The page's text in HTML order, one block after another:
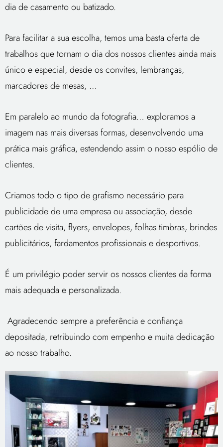
dia de casamento ou batizado.
Para facilitar a sua escolha, temos uma basta oferta de
trabalhos que tornam o dia dos nossos clientes ainda mais
único e especial, desde os convites, lembranças,
marcadores de mesas, …
Em paralelo ao mundo da fotografia… exploramos a
imagem nas mais diversas formas, desenvolvendo uma
prática mais gráfica, estendendo assim o nosso espólio de
clientes.
Criamos todo o tipo de grafismo necessário para
publicidade de uma empresa ou associação, desde
cartões de visita, flyers, envelopes, folhas timbras, brindes
publicitários, fardamentos profissionais e desportivos.
É um privilégio poder servir os nossos clientes da forma
mais adequada e personalizada.
Agradecendo sempre a preferência e confiança
depositada, retribuindo com empenho e muita dedicação
ao nosso trabalho.